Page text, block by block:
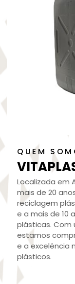
QUEM
Localizada em
mais de 20
reciclagem
e a mais de 10
plásticas. Com
estamos
e a excelência
plásticos.